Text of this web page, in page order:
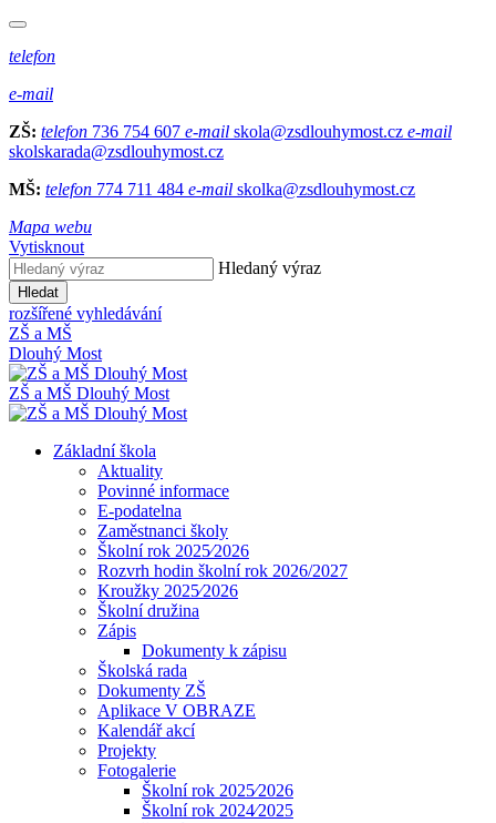
telefon
e-mail
ZŠ: telefon 736 754 607 e-mail skola@zsdlouhymost.cz e-mail
skolskarada@zsdlouhymost.cz
MŠ: telefon 774 711 484 e-mail skolka@zsdlouhymost.cz
Mapa webu
Vytisknout
Hledaný výraz
Hledat
rozšířené vyhledávání
ZŠ a MŠ
Dlouhý Most
ZŠ a MŠ Dlouhý Most
Základní škola
Aktuality
Povinné informace
E-podatelna
Zaměstnanci školy
Školní rok 2025⁄2026
Rozvrh hodin školní rok 2026/2027
Kroužky 2025⁄2026
Školní družina
Zápis
Dokumenty k zápisu
Školská rada
Dokumenty ZŠ
Aplikace V OBRAZE
Kalendář akcí
Projekty
Fotogalerie
Školní rok 2025⁄2026
Školní rok 2024⁄2025